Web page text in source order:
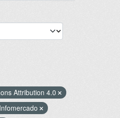
Attribution 4.0
Infomercado